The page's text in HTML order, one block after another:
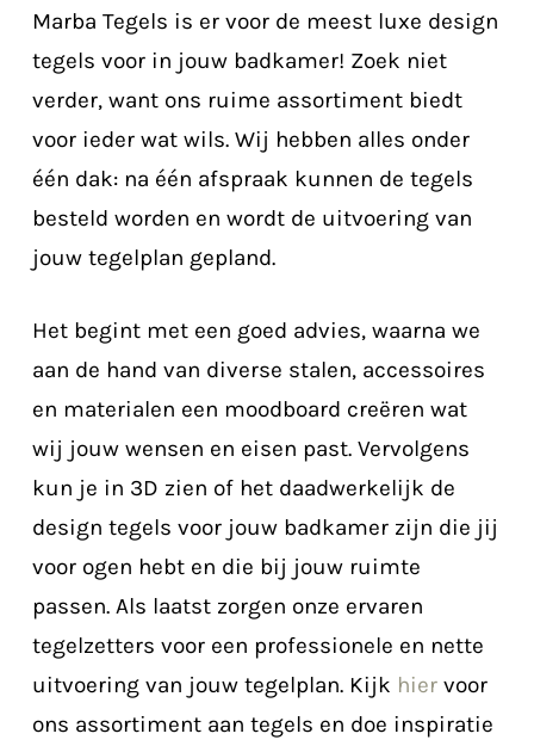
Marba Tegels is er voor de meest luxe design
tegels voor in jouw badkamer! Zoek niet
verder, want ons ruime assortiment biedt
voor ieder wat wils. Wij hebben alles onder
één dak: na één afspraak kunnen de tegels
besteld worden en wordt de uitvoering van
jouw tegelplan gepland.
Het begint met een goed advies, waarna we
aan de hand van diverse stalen, accessoires
en materialen een moodboard creëren wat
wij jouw wensen en eisen past. Vervolgens
kun je in 3D zien of het daadwerkelijk de
design tegels voor jouw badkamer zijn die jij
voor ogen hebt en die bij jouw ruimte
passen. Als laatst zorgen onze ervaren
tegelzetters voor een professionele en nette
uitvoering van jouw tegelplan. Kijk hiervoor
ons assortiment aan tegels en doe inspiratie